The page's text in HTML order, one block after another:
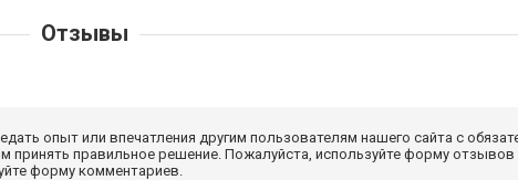
Отзывы
опыт или впечатления другим пользователям нашего сайта с
принять правильное решение. Пожалуйста, используйте форму отзывов
форму комментариев.